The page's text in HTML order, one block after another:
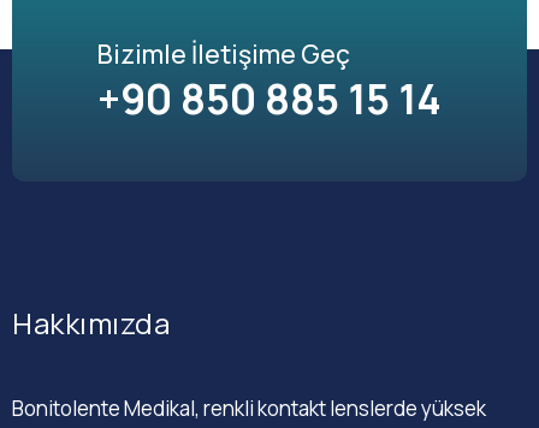
Bizimle İletişime Geç
+90 850 885 15 14
Hakkımızda
Bonitolente Medikal, renkli kontakt lenslerde yüksek